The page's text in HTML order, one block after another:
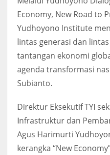
Economy, New Road to
Yudhoyono Institute
lintas generasi dan
tantangan ekonomi
agenda transformasi
Subianto.
Direktur Eksekutif TYI
Infrastruktur dan
Agus Harimurti
kerangka “New